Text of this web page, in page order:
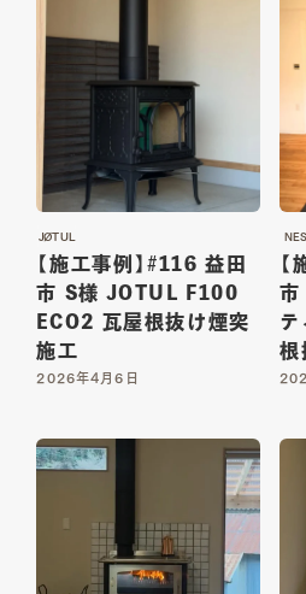
Instagram
JØTUL
【施工事例】#116 益田
市 S様 JOTUL F100
ECO2 瓦屋根抜け煙突
施工
2026年4月6日
市
根